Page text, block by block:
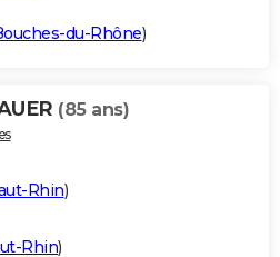
du-Rhône)
(85 ans)
Rhin)
Rhin)